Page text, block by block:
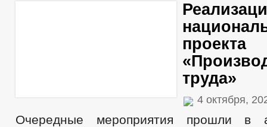
проекта
труда»
4 октября,
Очередные мероприятия прошли в